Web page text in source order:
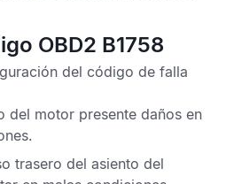
OBD2 B1758
del código de falla
del motor presente daños en
trasero del asiento del